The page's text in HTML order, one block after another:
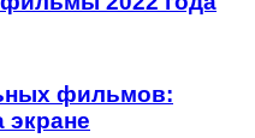
фильмов:
экране